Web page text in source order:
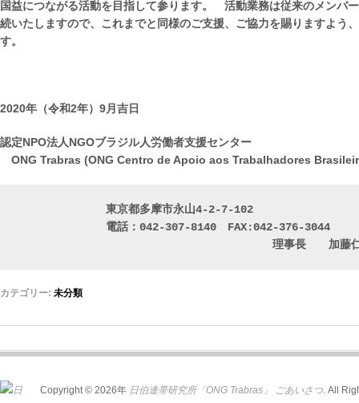
国益につながる活動を目指して参ります。 活動業務は従来のメンバ
続いたしますので、これまでと同様のご支援、ご協力を賜りますよう
す。
2020年（令和2年）9月吉日
認定NPO法人NGOブラジル人労働者支援センター
ONG Trabras (ONG Centro de Apoio aos Trabalhadores
東京都多摩市永山4-2-7-102
電話：042-307-8140　FAX:042-376-3044
カテゴリー: 未分類
Copyright © 2026年 日伯連帯研究所「ONG Trabras」 ごあいさつ. All